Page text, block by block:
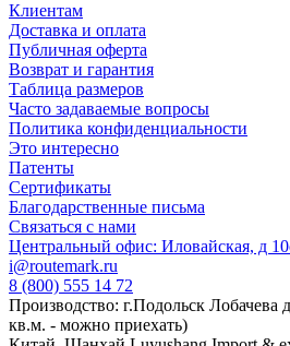
Клиентам
Доставка и оплата
Публичная оферта
Возврат и гарантия
Таблица размеров
Часто задаваемые вопросы
Политика конфиденциальности
Это интересно
Патенты
Сертификаты
Благодарственные письма
Связаться с нами
Центральный офис: Иловайская, д
i@routemark.ru
8 (800) 555 14 72
Производство: г.Подольск Лобачева
кв.м. - можно приехать)